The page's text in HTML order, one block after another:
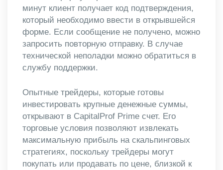
минут клиент получает код подтверждения,
который необходимо ввести в открывшейся
форме. Если сообщение не получено, можно
запросить повторную отправку. В случае
технической неполадки можно обратиться в
службу поддержки.
Опытные трейдеры, которые готовы
инвестировать крупные денежные суммы,
открывают в CapitalProf Prime счет. Его
торговые условия позволяют извлекать
максимальную прибыль на скальпинговых
стратегиях, поскольку трейдеры могут
покупать или продавать по цене, близкой к